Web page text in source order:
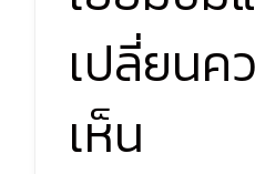
เปลี่ยนค
เห็น